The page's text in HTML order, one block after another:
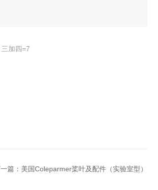
加四=7
篇： 美国Coleparmer桨叶及配件（实验室型）